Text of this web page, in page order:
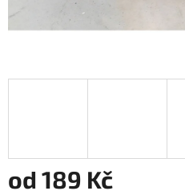
od 189 Kč